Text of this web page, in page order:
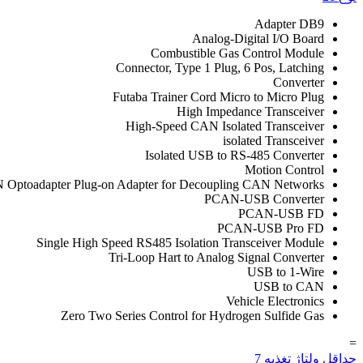
Adapter DB9
Analog-Digital I/O Board
Combustible Gas Control Module
Connector, Type 1 Plug, 6 Pos, Latching
Converter
Futaba Trainer Cord Micro to Micro Plug
High Impedance Transceiver
High-Speed CAN Isolated Transceiver
isolated Transceiver
Isolated USB to RS-485 Converter
Motion Control
Optoadapter Plug-on Adapter for Decoupling CAN Networks ,
PCAN-USB Converter
PCAN-USB FD
PCAN-USB Pro FD
Single High Speed RS485 Isolation Transceiver Module
Tri-Loop Hart to Analog Signal Converter
USB to 1-Wire
USB to CAN
Vehicle Electronics
Zero Two Series Control for Hydrogen Sulfide Gas
=
حداقل ولتاژ تغذیه 7